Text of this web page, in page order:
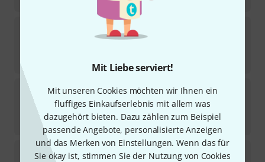
Mit Liebe serviert!
Mit unseren Cookies möchten wir Ihnen ein
fluffiges Einkaufserlebnis mit allem was
dazugehört bieten. Dazu zählen zum Beispiel
passende Angebote, personalisierte Anzeigen
und das Merken von Einstellungen. Wenn das für
Sie okay ist, stimmen Sie der Nutzung von Cookies
Jamey Aebersold
1
18,95 €
Jamey AebersoldI Got Rhythm
1
Sofort lieferbar
18,95 €
Jamey AebersoldCharlie Parker